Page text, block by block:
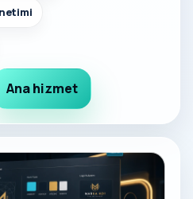
Ana hizmet